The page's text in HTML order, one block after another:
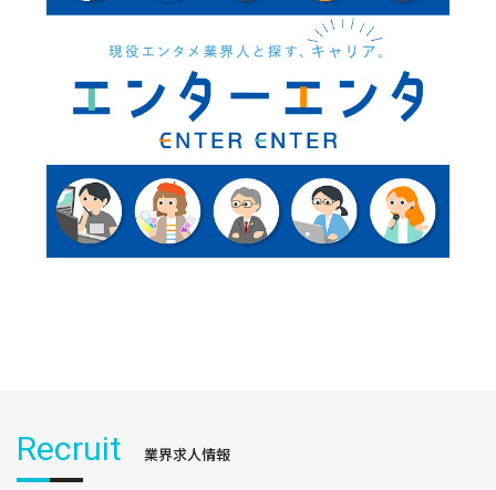
Recruit 業界求人情報